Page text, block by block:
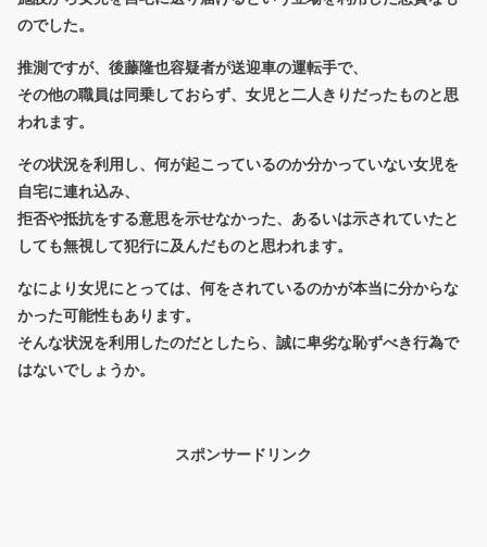
のでした。
推測ですが、後藤隆也容疑者が送迎車の運転手で、
その他の職員は同乗しておらず、女児と二人きりだったものと思
われます。
その状況を利用し、何が起こっているのか分かっていない女児を
自宅に連れ込み、
拒否や抵抗をする意思を示せなかった、あるいは示されていたと
しても無視して犯行に及んだものと思われます。
なにより女児にとっては、何をされているのかが本当に分からな
かった可能性もあります。
そんな状況を利用したのだとしたら、誠に卑劣な恥ずべき行為で
はないでしょうか。
スポンサードリンク